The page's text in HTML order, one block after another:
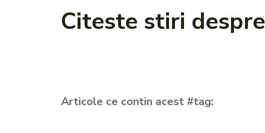
Citeste stiri despre
Articole ce contin acest #tag: